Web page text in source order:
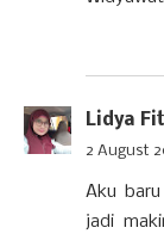
Lidya
2 August
Aku
jadi